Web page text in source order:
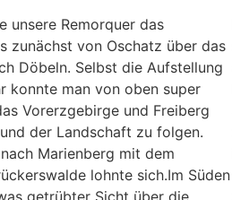
unsere Remorquer das
zunächst von Oschatz über das
Döbeln. Selbst die Aufstellung
konnte man von oben super
Vorerzgebirge und Freiberg
der Landschaft zu folgen.
Marienberg mit dem
lohnte sich.Im Süden
getrübter Sicht über die